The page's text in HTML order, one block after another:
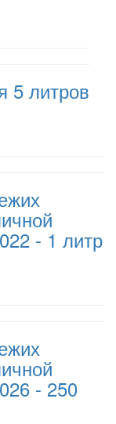
5 литров
- 1 литр
- 250